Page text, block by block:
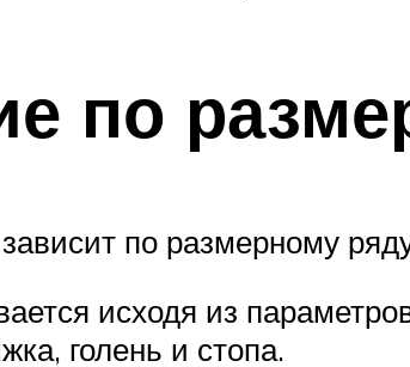
по
по размерному
исходя из
голень и стопа.